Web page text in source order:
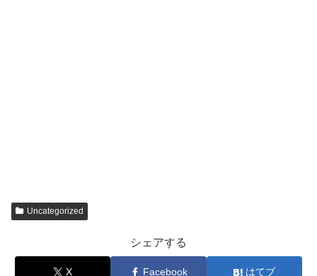
Uncategorized
シェアする
X Facebook はてブ